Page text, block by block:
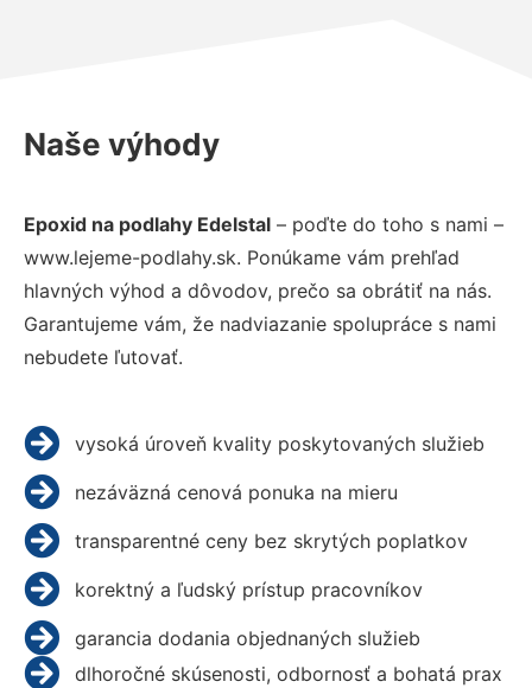
Naše výhody
Epoxid na podlahy Edelstal – poďte do toho s nami –
www.lejeme-podlahy.sk. Ponúkame vám prehľad
hlavných výhod a dôvodov, prečo sa obrátiť na nás.
Garantujeme vám, že nadviazanie spolupráce s nami
nebudete ľutovať.
vysoká úroveň kvality poskytovaných služieb
nezáväzná cenová ponuka na mieru
transparentné ceny bez skrytých poplatkov
korektný a ľudský prístup pracovníkov
garancia dodania objednaných služieb
dlhoročné skúsenosti, odbornosť a bohatá prax